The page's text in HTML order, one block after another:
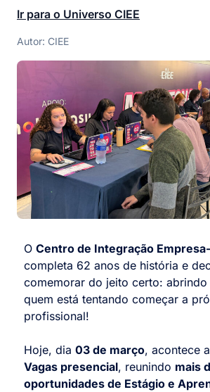
Ir para o Universo CIEE
Autor: CIEE
O Centro de Integração
completa 62 anos de história e
comemorar do jeito certo: abrindo
quem está tentando começar a
profissional!
Hoje, dia 03 de março, acontece a
Vagas presencial, reunindo mais
oportunidades de Estágio e